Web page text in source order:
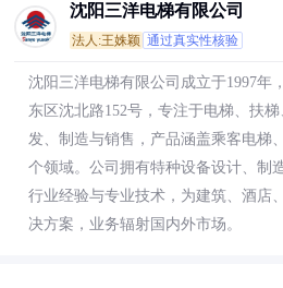
沈阳三洋电梯有限公司
法人:王姝颖 通过真实性核验
沈阳三洋电梯有限公司成立于1997年
东区沈北路152号，专注于电梯、扶
发、制造与销售，产品涵盖乘客电梯
个领域。公司拥有特种设备设计、制
行业经验与专业技术，为建筑、酒店
决方案，业务辐射国内外市场。